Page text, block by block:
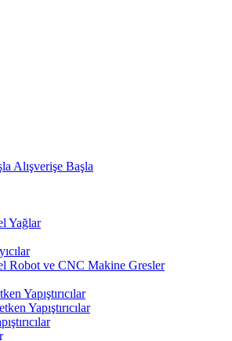
Alışverişe Başla
Yağlar
Robot ve CNC Makine Gresler
Yapıştırıcılar
Yapıştırıcılar